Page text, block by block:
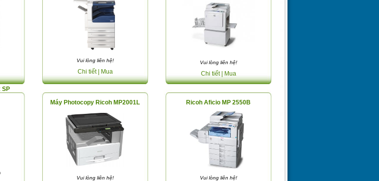
Vui lòng liên hệ!
Chi tiết | Mua
Vui lòng liên hệ!
Chi tiết | Mua
SP
Máy Photocopy Ricoh MP2001L
Vui lòng liên hệ!
Ricoh Aficio MP 2550B
Vui lòng liên hệ!